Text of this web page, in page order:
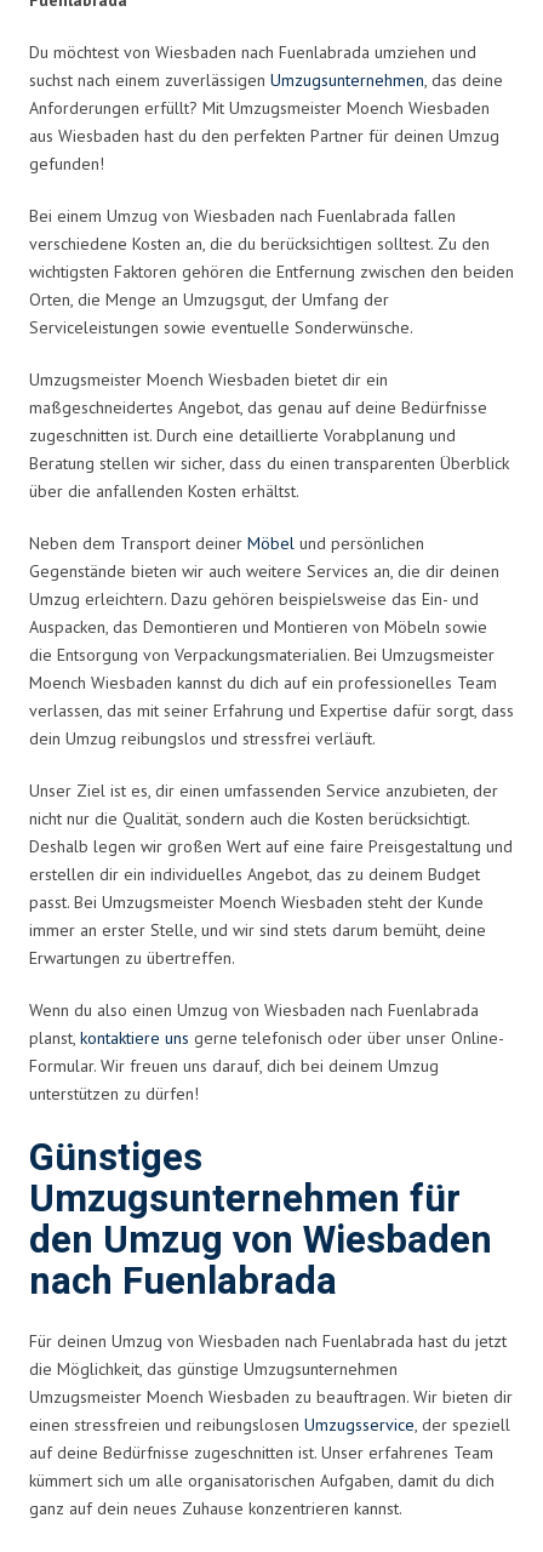
Du möchtest von Wiesbaden nach Fuenlabrada umziehen und
suchst nach einem zuverlässigen Umzugsunternehmen, das deine
Anforderungen erfüllt? Mit Umzugsmeister Moench Wiesbaden
aus Wiesbaden hast du den perfekten Partner für deinen Umzug
gefunden!
Bei einem Umzug von Wiesbaden nach Fuenlabrada fallen
verschiedene Kosten an, die du berücksichtigen solltest. Zu den
wichtigsten Faktoren gehören die Entfernung zwischen den beiden
Orten, die Menge an Umzugsgut, der Umfang der
Serviceleistungen sowie eventuelle Sonderwünsche.
Umzugsmeister Moench Wiesbaden bietet dir ein
maßgeschneidertes Angebot, das genau auf deine Bedürfnisse
zugeschnitten ist. Durch eine detaillierte Vorabplanung und
Beratung stellen wir sicher, dass du einen transparenten Überblick
über die anfallenden Kosten erhältst.
Neben dem Transport deiner Möbel und persönlichen
Gegenstände bieten wir auch weitere Services an, die dir deinen
Umzug erleichtern. Dazu gehören beispielsweise das Ein- und
Auspacken, das Demontieren und Montieren von Möbeln sowie
die Entsorgung von Verpackungsmaterialien. Bei Umzugsmeister
Moench Wiesbaden kannst du dich auf ein professionelles Team
verlassen, das mit seiner Erfahrung und Expertise dafür sorgt, dass
dein Umzug reibungslos und stressfrei verläuft.
Unser Ziel ist es, dir einen umfassenden Service anzubieten, der
nicht nur die Qualität, sondern auch die Kosten berücksichtigt.
Deshalb legen wir großen Wert auf eine faire Preisgestaltung und
erstellen dir ein individuelles Angebot, das zu deinem Budget
passt. Bei Umzugsmeister Moench Wiesbaden steht der Kunde
immer an erster Stelle, und wir sind stets darum bemüht, deine
Erwartungen zu übertreffen.
Wenn du also einen Umzug von Wiesbaden nach Fuenlabrada
planst, kontaktiere uns gerne telefonisch oder über unser Online-
Formular. Wir freuen uns darauf, dich bei deinem Umzug
unterstützen zu dürfen!
Günstiges
Umzugsunternehmen für
den Umzug von Wiesbaden
nach Fuenlabrada
Für deinen Umzug von Wiesbaden nach Fuenlabrada hast du jetzt
die Möglichkeit, das günstige Umzugsunternehmen
Umzugsmeister Moench Wiesbaden zu beauftragen. Wir bieten dir
einen stressfreien und reibungslosen Umzugsservice, der speziell
auf deine Bedürfnisse zugeschnitten ist. Unser erfahrenes Team
kümmert sich um alle organisatorischen Aufgaben, damit du dich
ganz auf dein neues Zuhause konzentrieren kannst.